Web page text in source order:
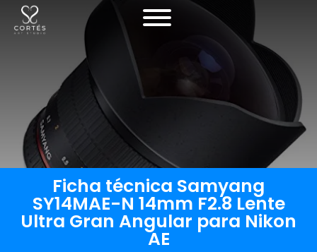
Ficha técnica Samyang
SY14MAE-N 14mm F2.8 Lente
Ultra Gran Angular para Nikon
AE